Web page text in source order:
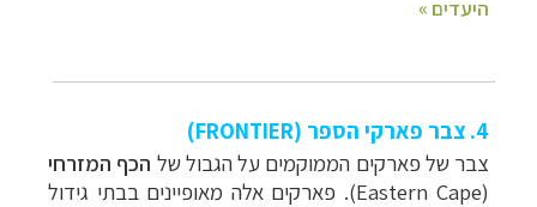
4. צבר פארקי הספר (FRONTIER)
צבר של פארקים הממוקמים על הגבול של הכף המזרחי
(
Eastern Cape). פארקים אלה מאופיינים בבתי גידול